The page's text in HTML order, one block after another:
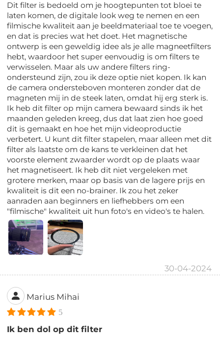
Dit filter is bedoeld om je hoogtepunten tot bloei te
laten komen, de digitale look weg te nemen en een
filmische kwaliteit aan je beeldmateriaal toe te voegen,
en dat is precies wat het doet. Het magnetische
ontwerp is een geweldig idee als je alle magneetfilters
hebt, waardoor het super eenvoudig is om filters te
verwisselen. Maar als uw andere filters ring-
ondersteund zijn, zou ik deze optie niet kopen. Ik kan
de camera ondersteboven monteren zonder dat de
magneten mij in de steek laten, omdat hij erg sterk is.
Ik heb dit filter op mijn camera bewaard sinds ik het
maanden geleden kreeg, dus dat laat zien hoe goed
dit is gemaakt en hoe het mijn videoproductie
verbetert. U kunt dit filter stapelen, maar alleen met dit
filter als laatste om de kans te verkleinen dat het
voorste element zwaarder wordt op de plaats waar
het magnetiseert. Ik heb dit niet vergeleken met
grotere merken, maar op basis van de lagere prijs en
kwaliteit is dit een no-brainer. Ik zou het zeker
aanraden aan beginners en liefhebbers om een
"filmische" kwaliteit uit hun foto's en video's te halen.
30-04-2024
Marius Mihai
5
Ik ben dol op dit filter